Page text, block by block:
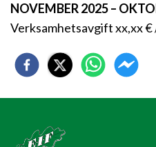
NOVEMBER 2025 –
Verksamhetsavgift xx,xx €